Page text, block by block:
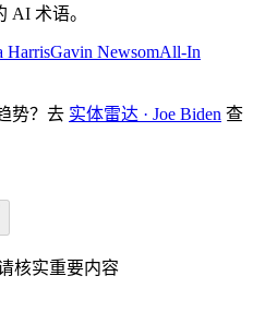
AI 术语。
HarrisGavin NewsomAll-In
势？去 实体雷达 · Joe Biden 查
核实重要内容